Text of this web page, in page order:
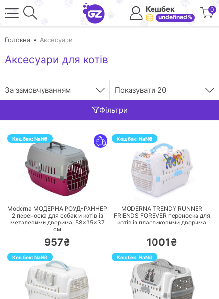
Кешбек
undefined%
0
Головна Аксесуари
Аксесуари для котів
За замовчуванням Показувати 20
Фільтри
Кешбек:NaN₴
ПЕРЕЙТИ
Moderna МОДЕРНА РОУД-РАННЕР
2 переноска для собак и котів із
металевими дверима, 58×35×37
см
957₴
Кешбек:NaN₴
ПЕРЕЙТИ
MODERNA TRENDY RUNNER
FRIENDS FOREVER переноска для
котів із пластиковими дверима
1001₴
Кешбек:NaN₴ Кешбек:NaN₴